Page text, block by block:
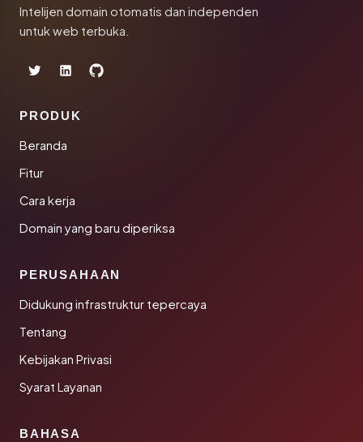
Intelijen domain otomatis dan independen
untuk web terbuka.
PRODUK
Beranda
Fitur
Cara kerja
Domain yang baru diperiksa
PERUSAHAAN
Didukung infrastruktur tepercaya
Tentang
Kebijakan Privasi
Syarat Layanan
BAHASA